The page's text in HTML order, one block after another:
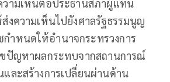
วามเห็นต่อประธานสภาผู้แทน
งความเห็นไปยังศาลรัฐธรรมนูญ
ำหนดให้อำนาจกระทรวงการ
ขปัญหาผลกระทบจากสถานการณ์
ละสร้างการเปลี่ยนผ่านด้าน